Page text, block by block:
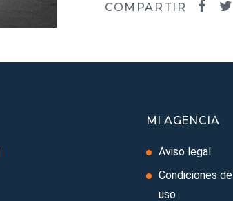
COMPARTIR
MI AGENCIA
Aviso legal
Condiciones de
uso